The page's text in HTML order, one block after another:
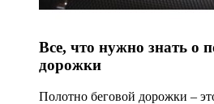
Все, что нужно знать о
дорожки
Полотно беговой дорожки –